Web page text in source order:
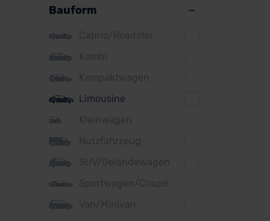
Citroen
Cupra
DS
Dacia
Fiat
Ford
Honda
Bauform
Cabrio/Roadster
Kombi
Kompaktwagen
Limousine
Kleinwagen
Nutzfahrzeug
SUV/Geländewagen
Sportwagen/Coupé
Van/Minivan